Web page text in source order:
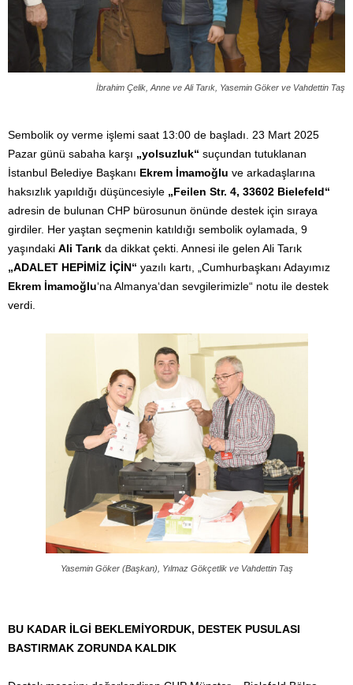
İbrahim Çelik, Anne ve Ali Tarık, Yasemin Göker ve Vahdettin Taş
Sembolik oy verme işlemi saat 13:00 de başladı. 23 Mart 2025
Pazar günü sabaha karşı „yolsuzluk“ suçundan tutuklanan
İstanbul Belediye Başkanı Ekrem İmamoğlu ve arkadaşlarına
haksızlık yapıldığı düşüncesiyle „Feilen Str. 4, 33602 Bielefeld“
adresin de bulunan CHP bürosunun önünde destek için sıraya
girdiler. Her yaştan seçmenin katıldığı sembolik oylamada, 9
yaşındaki Ali Tarık da dikkat çekti. Annesi ile gelen Ali Tarık
„ADALET HEPİMİZ İÇİN“ yazılı kartı, „Cumhurbaşkanı Adayımız
Ekrem İmamoğlu‘na Almanya‘dan sevgilerimizle“ notu ile destek
verdi.
Yasemin Göker (Başkan), Yılmaz Gökçetlik ve Vahdettin Taş
BU KADAR İLGİ BEKLEMİYORDUK, DESTEK PUSULASI
BASTIRMAK ZORUNDA KALDIK